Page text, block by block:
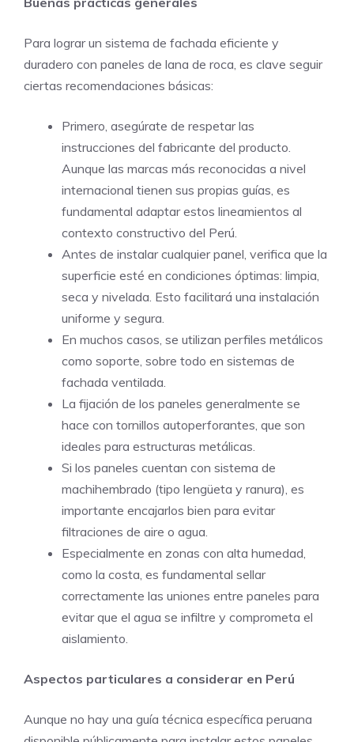
Para lograr un sistema de fachada eficiente y
duradero con paneles de lana de roca, es clave seguir
ciertas recomendaciones básicas:
Primero, asegúrate de respetar las
instrucciones del fabricante del producto.
Aunque las marcas más reconocidas a nivel
internacional tienen sus propias guías, es
fundamental adaptar estos lineamientos al
contexto constructivo del Perú.
Antes de instalar cualquier panel, verifica que la
superficie esté en condiciones óptimas: limpia,
seca y nivelada. Esto facilitará una instalación
uniforme y segura.
En muchos casos, se utilizan perfiles metálicos
como soporte, sobre todo en sistemas de
fachada ventilada.
La fijación de los paneles generalmente se
hace con tornillos autoperforantes, que son
ideales para estructuras metálicas.
Si los paneles cuentan con sistema de
machihembrado (tipo lengüeta y ranura), es
importante encajarlos bien para evitar
filtraciones de aire o agua.
Especialmente en zonas con alta humedad,
como la costa, es fundamental sellar
correctamente las uniones entre paneles para
evitar que el agua se infiltre y comprometa el
aislamiento.
Aspectos particulares a considerar en Perú
Aunque no hay una guía técnica específica peruana